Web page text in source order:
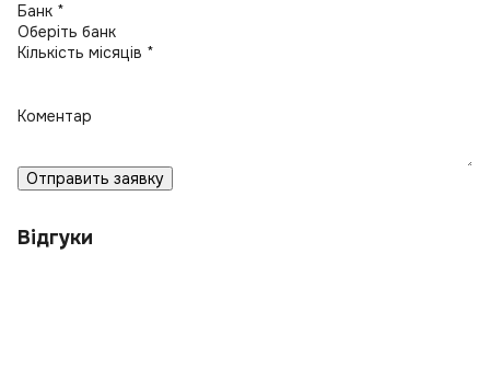
Банк *
Кількість місяців *
Коментар
Отправить заявку
Відгуки